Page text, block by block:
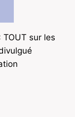
TOUT sur les